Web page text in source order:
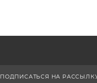
ПОДПИСАТЬСЯ НА